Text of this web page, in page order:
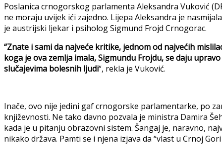
Poslanica crnogorskog parlamenta Aleksandra Vuković
ne moraju uvijek ići zajedno. Lijepa Aleksandra je
je austrijski ljekar i psiholog Sigmund Frojd Crnogorac.
“Znate i sami da najveće kritike, jednom od najvećih
koga je ova zemlja imala, Sigmundu Frojdu, se daju
slučajevima bolesnih ljudi“, rekla je Vuković.
Inače, ovo nije jedini gaf crnogorske parlamentarke, po
književnosti. Ne tako davno pozvala je ministra Damira
kada je u pitanju obrazovni sistem. Šangaj je, naravno,
nikako država. Pamti se i njena izjava da “vlast u Crnoj